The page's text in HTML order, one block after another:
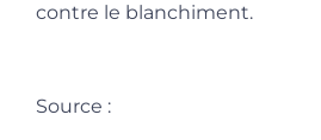
contre le blanchiment.
Source :